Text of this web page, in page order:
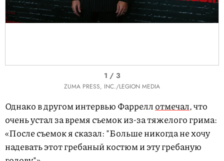
m
1
o
f
1 / 3
ZUMA PRESS, INC./LEGION MEDIA
Однако в другом интервью Фарреллотмечал, что
очень устал за время съемок из-за тяжелого грима:
«После съемок я сказал: "Больше никогда не хочу
надевать этот гребаный костюм и эту гребаную